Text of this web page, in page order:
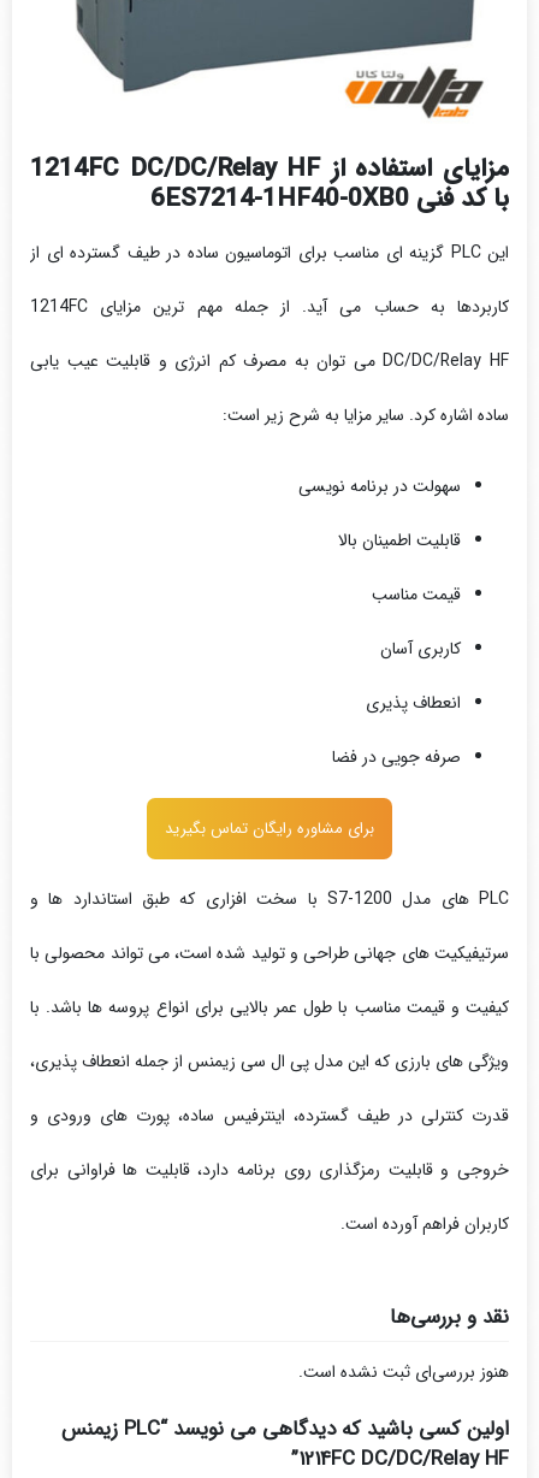
مزایای استفاده از 1214FC DC/DC/Relay HF
با کد فنی 6ES7214-1HF40-0XB0
این PLC گزینه ای مناسب برای اتوماسیون ساده در طیف گسترده ای از
کاربردها به حساب می آید. از جمله مهم ترین مزایای 1214FC
DC/DC/Relay HF می توان به مصرف کم انرژی و قابلیت عیب یابی
ساده اشاره کرد. سایر مزایا به شرح زیر است:
سهولت در برنامه نویسی
قابلیت اطمینان بالا
قیمت مناسب
کاربری آسان
انعطاف پذیری
صرفه جویی در فضا
برای مشاوره رایگان تماس بگیرید
PLC های مدل S7-1200 با سخت افزاری که طبق استاندارد ها و
سرتیفیکیت های جهانی طراحی و تولید شده است، می تواند محصولی با
کیفیت و قیمت مناسب با طول عمر بالایی برای انواع پروسه ها باشد. با
ویژگی های بارزی که این مدل پی ال سی زیمنس از جمله انعطاف پذیری،
قدرت کنترلی در طیف گسترده، اینترفیس ساده، پورت های ورودی و
خروجی و قابلیت رمزگذاری روی برنامه دارد، قابلیت ها فراوانی برای
کاربران فراهم آورده است.
نقد و بررسی‌ها
هنوز بررسی‌ای ثبت نشده است.
اولین کسی باشید که دیدگاهی می نویسد “PLC زیمنس
1214FC DC/DC/Relay HF”